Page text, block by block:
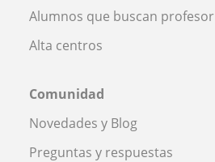
Alumnos que buscan profesor
Alta centros
Comunidad
Novedades y Blog
Preguntas y respuestas